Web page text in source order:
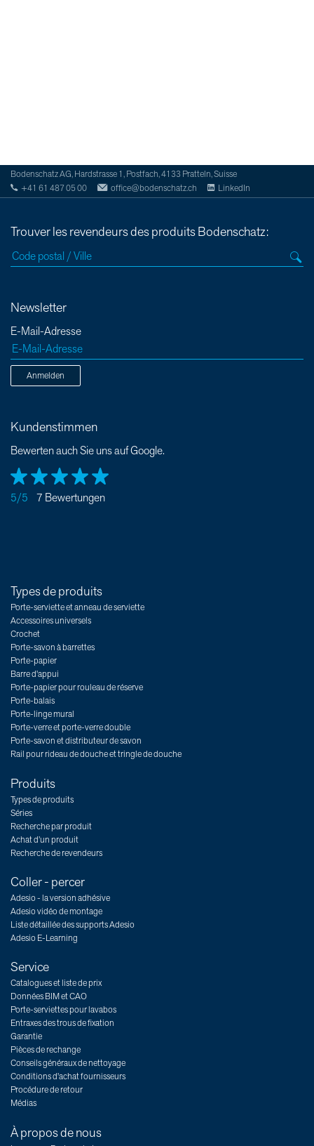
Bodenschatz AG, Hardstrasse 1, Postfach, 4133 Pratteln, Suisse
+41 61 487 05 00
office@bodenschatz.ch LinkedIn
Trouver les revendeurs des produits Bodenschatz:
Newsletter
E-Mail-Adresse
Anmelden
Kundenstimmen
Bewerten auch Sie uns auf Google.
5/5 7 Bewertungen
Types de produits
Porte-serviette et anneau de serviette
Accessoires universels
Crochet
Porte-savon à barrettes
Porte-papier
Barre d'appui
Porte-papier pour rouleau de réserve
Porte-balais
Porte-linge mural
Porte-verre et porte-verre double
Porte-savon et distributeur de savon
Rail pour rideau de douche et tringle de douche
Produits
Types de produits
Séries
Recherche par produit
Achat d’un produit
Recherche de revendeurs
Coller - percer
Adesio - la version adhésive
Adesio vidéo de montage
Liste détaillée des supports Adesio
Adesio E-Learning
Service
Catalogues et liste de prix
Données BIM et CAO
Porte-serviettes pour lavabos
Entraxes des trous de fixation
Garantie
Pièces de rechange
Conseils généraux de nettoyage
Conditions d'achat fournisseurs
Procédure de retour
Médias
À propos de nous